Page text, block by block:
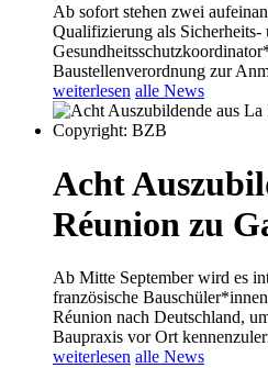
Ab sofort stehen zwei
Qualifizierung als Sicherheits-
Baustellenverordnung zur
weiterlesen alle News
Acht
Réunion zu
Ab Mitte September wird es
französische
Réunion nach Deutschland,
Baupraxis vor Ort
weiterlesen alle News